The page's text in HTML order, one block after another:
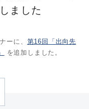
ました
ーに、 第16回「出向先
を追加しました。